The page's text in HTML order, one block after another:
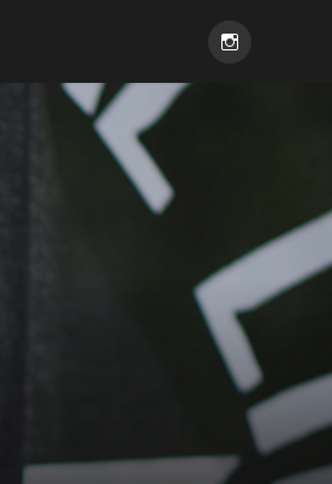
Instagram